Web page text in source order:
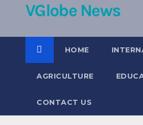
VGlobe News
HOME
AGRICULTURE
CONTACT US